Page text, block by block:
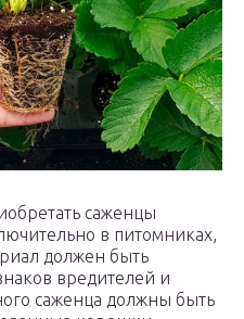
саженцы
в питомниках,
должен быть
вредителей и
саженца должны быть